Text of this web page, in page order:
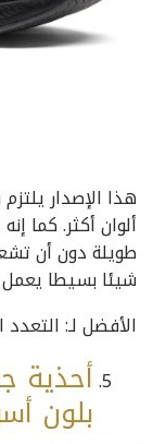
هذا الإصدار
ألوان أكثر. كما
طويلة دون أن
شيئا بسيطا
الأفضل لـ:
بلون